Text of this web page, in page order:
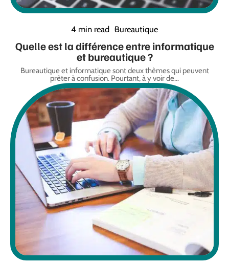
4 min read Bureautique
Quelle est la différence entre informatique
et bureautique ?
Bureautique et informatique sont deux thèmes qui peuvent
prêter à confusion. Pourtant, à y voir de…